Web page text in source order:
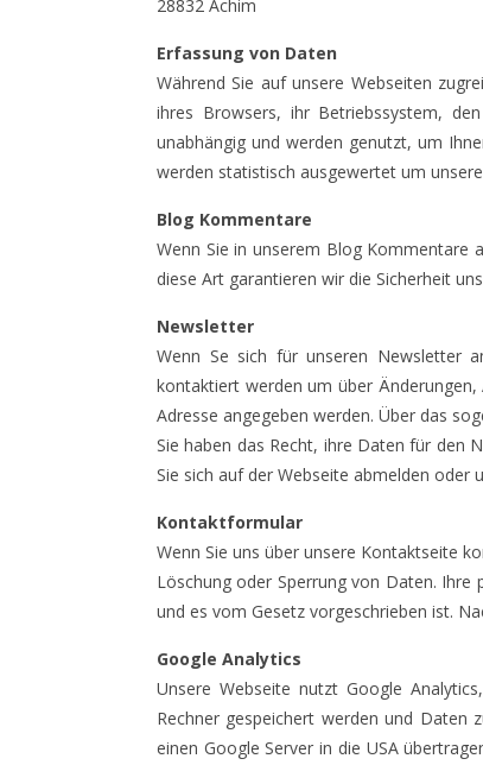
28832 Achim
Erfassung von Daten
Während Sie auf unsere Webseiten
ihres Browsers, ihr Betriebssystem,
unabhängig und werden genutzt, um
werden statistisch ausgewertet um
Blog Kommentare
Wenn Sie in unserem Blog Kommentare
diese Art garantieren wir die Sicherheit
Newsletter
Wenn Se sich für unseren Newsletter
kontaktiert werden um über
Adresse angegeben werden. Über das
Sie haben das Recht, ihre Daten für den
Sie sich auf der Webseite abmelden oder
Kontaktformular
Wenn Sie uns über unsere Kontaktseite
Löschung oder Sperrung von Daten.
und es vom Gesetz vorgeschrieben ist.
Google Analytics
Unsere Webseite nutzt Google
Rechner gespeichert werden und Daten
einen Google Server in die USA